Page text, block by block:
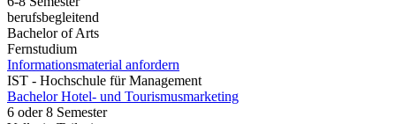
berufsbegleitend
Bachelor of Arts
Fernstudium
Informationsmaterial anfordern
IST - Hochschule für Management
Bachelor Hotel- und Tourismusmarketing
6 oder 8 Semester